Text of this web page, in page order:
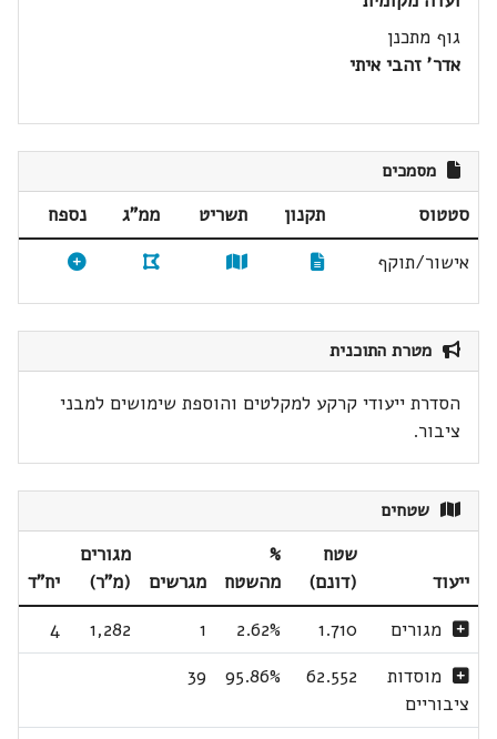
גוף מתכנן
אדר' זהבי איתי
מסמכים
סטטוס תקנון תשריט ממ"ג
נספח
אישור/תוקף
מטרת התוכנית
הסדרת ייעודי קרקע למקלטים והוספת שימושים למבני
ציבור.
שטחים
ייעוד
שטח
(דונם)
%
מהשטח
מגרשים
מגורים
(מ"ר)
יח"ד
מגורים
1.710
2.62%
1
1,282
4
מוסדות
ציבוריים
62.552
95.86%
39